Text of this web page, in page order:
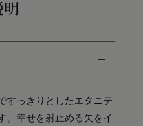
明
すっきりとしたエタニテ
。幸せを射止める矢をイ